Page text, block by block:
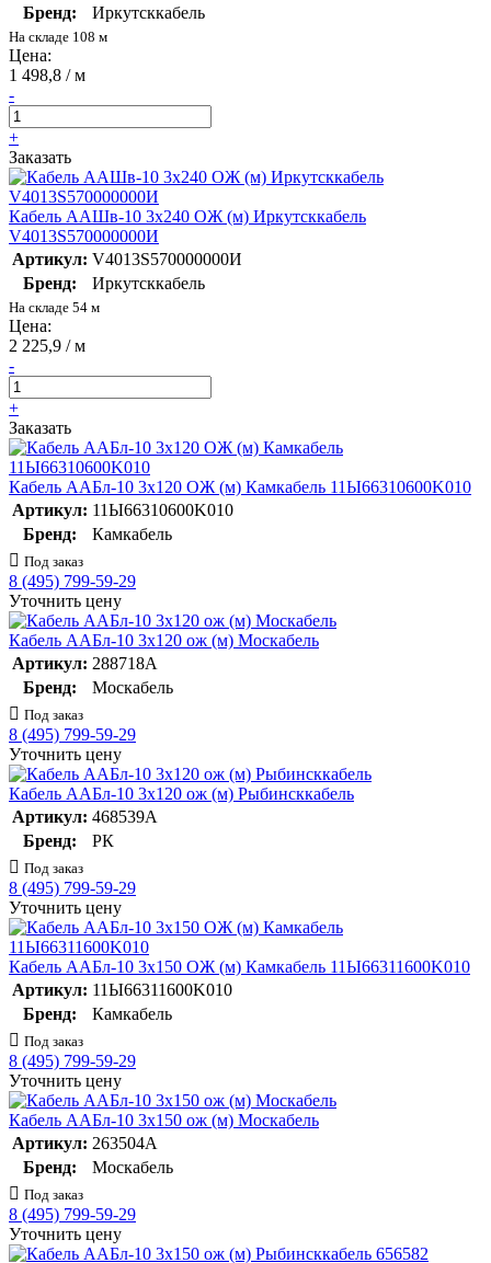
Бренд:
Иркутсккабель
На складе 108 м
Цена:
1 498,8 / м
-
+
Заказать
Кабель ААШв-10 3х240 ОЖ (м) Иркутсккабель
V4013S570000000И
Артикул: V4013S570000000И
Бренд:
Иркутсккабель
На складе 54 м
Цена:
2 225,9 / м
-
+
Заказать
Кабель ААБл-10 3х120 ОЖ (м) Камкабель 11Ы66310600K010
Артикул: 11Ы66310600K010
Бренд:
Камкабель
Под заказ
8 (495) 799-59-29
Уточнить цену
Кабель ААБл-10 3х120 ож (м) Москабель
Артикул: 288718А
Бренд:
Москабель
Под заказ
8 (495) 799-59-29
Уточнить цену
Кабель ААБл-10 3х120 ож (м) Рыбинсккабель
Артикул: 468539А
Бренд:
РК
Под заказ
8 (495) 799-59-29
Уточнить цену
Кабель ААБл-10 3х150 ОЖ (м) Камкабель 11Ы66311600K010
Артикул: 11Ы66311600K010
Бренд:
Камкабель
Под заказ
8 (495) 799-59-29
Уточнить цену
Кабель ААБл-10 3х150 ож (м) Москабель
Артикул: 263504А
Бренд:
Москабель
Под заказ
8 (495) 799-59-29
Уточнить цену